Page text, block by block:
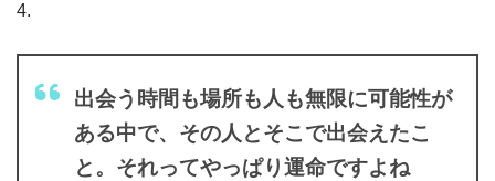
4.
出会う時間も場所も人も無限に可能性が
ある中で、その人とそこで出会えたこ
と。それってやっぱり運命ですよね